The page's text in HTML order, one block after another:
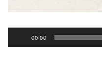
声
00:00